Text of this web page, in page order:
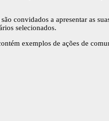
convidados a apresentar as
selecionados.
exemplos de ações de